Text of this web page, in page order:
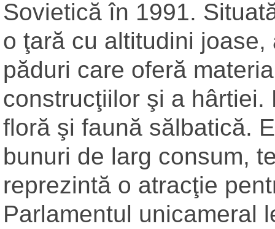
Sovietică în 1991.
o ţară cu altitudini
păduri care oferă
construcţiilor şi a
floră şi faună sălbatică.
bunuri de larg consum,
reprezintă o atracţie
Parlamentul unicameral